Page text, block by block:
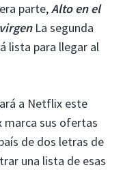
parte,Alto en el
La segunda
lista para llegar al
a Netflix este
marca sus ofertas
de dos letras de
una lista de esas